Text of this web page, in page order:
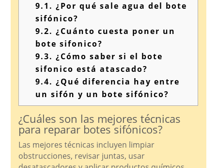
9.1. ¿Por qué sale agua del bote
sifónico?
9.2. ¿Cuánto cuesta poner un
bote sifonico?
9.3. ¿Cómo saber si el bote
sifonico está atascado?
9.4. ¿Qué diferencia hay entre
un sifón y un bote sifónico?
¿Cuáles son las mejores técnicas
para reparar botes sifónicos?
Las mejores técnicas incluyen limpiar
obstrucciones, revisar juntas, usar